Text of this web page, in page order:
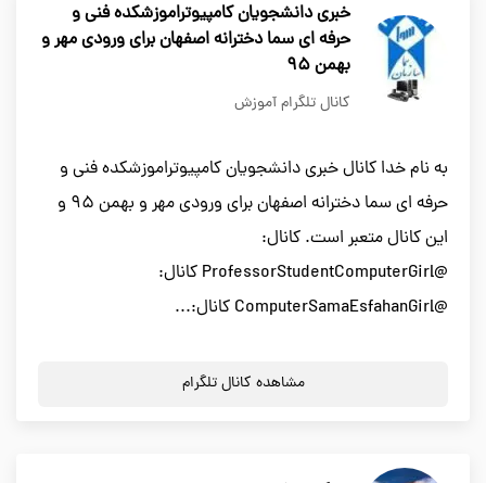
خبری دانشجویان کامپیوتراموزشکده فنی و
حرفه ای سما دخترانه اصفهان برای ورودی مهر و
بهمن 95
کانال تلگرام آموزش
به نام خدا کانال خبری دانشجویان کامپیوتراموزشکده فنی و
حرفه ای سما دخترانه اصفهان برای ورودی مهر و بهمن 95 و
این کانال متعبر است. کانال:
@ProfessorStudentComputerGirl کانال:
@ComputerSamaEsfahanGirl کانال:...
مشاهده کانال تلگرام